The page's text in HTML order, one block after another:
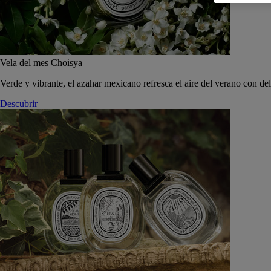
Vela del mes Choisya
Verde y vibrante, el azahar mexicano refresca el aire del verano con
Descubrir